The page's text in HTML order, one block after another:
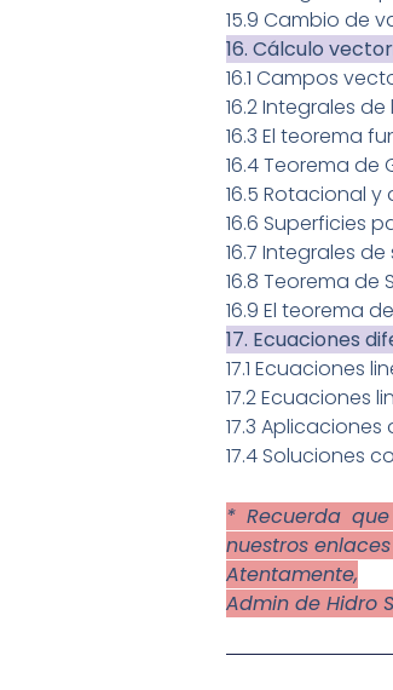
15.9 Cambio de
16. Cálculo
16.1 Campos
16.2 Integrales de
16.3 El teorema
16.4 Teorema de
16.5 Rotacional
16.6 Superficies
16.7 Integrales
16.8 Teorema de
16.9 El teorema
17. Ecuaciones
17.1 Ecuaciones
17.2 Ecuaciones
17.3
17.4 Soluciones
* Recuerda
nuestros
Atentamente,
Admin de Hidro